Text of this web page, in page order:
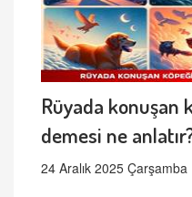
Rüyada konuşan
demesi ne
24 Aralık 2025 Çarşamba